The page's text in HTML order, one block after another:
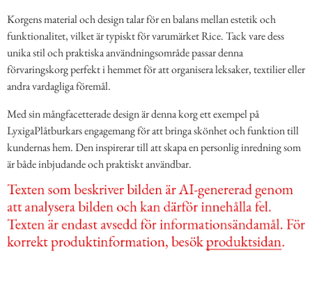
Korgens material och design talar för en balans mellan estetik och
funktionalitet, vilket är typiskt för varumärket Rice. Tack vare dess
unika stil och praktiska användningsområde passar denna
förvaringskorg perfekt i hemmet för att organisera leksaker, textilier eller
andra vardagliga föremål.
Med sin mångfacetterade design är denna korg ett exempel på
LyxigaPlåtburkars engagemang för att bringa skönhet och funktion till
kundernas hem. Den inspirerar till att skapa en personlig inredning som
är både inbjudande och praktiskt användbar.